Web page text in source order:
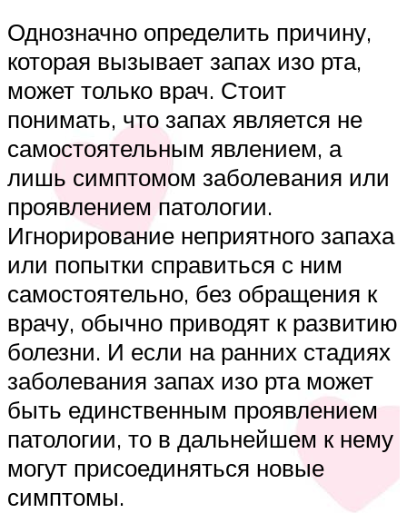
Однозначно определить причину,
которая вызывает запах изо рта,
может только врач. Стоит
понимать, что запах является не
самостоятельным явлением, а
лишь симптомом заболевания или
проявлением патологии.
Игнорирование неприятного запаха
или попытки справиться с ним
самостоятельно, без обращения к
врачу, обычно приводят к развитию
болезни. И если на ранних стадиях
заболевания запах изо рта может
быть единственным проявлением
патологии, то в дальнейшем к нему
могут присоединяться новые
симптомы.